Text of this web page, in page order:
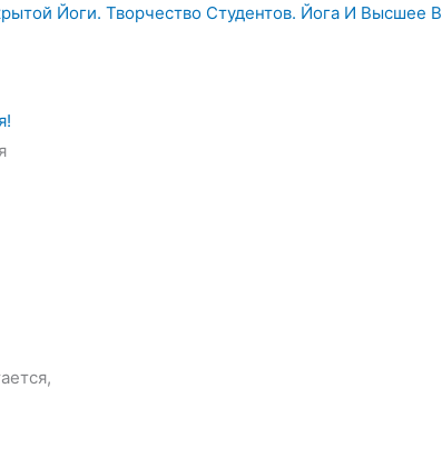
Йоги. Творчество Студентов. Йога И Высшее В